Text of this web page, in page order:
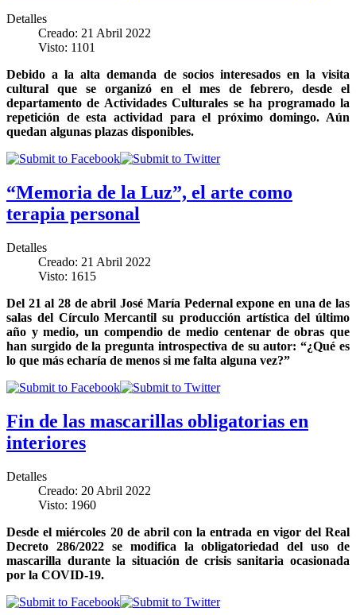
Detalles
Creado: 21 Abril 2022
Visto: 1101
Debido a la alta demanda de socios interesados en la visita
cultural que se organizó en el mes de febrero, desde el
departamento de Actividades Culturales se ha programado la
repetición de esta actividad para el próximo domingo. Aún
quedan algunas plazas disponibles.
“Memoria de la Luz”, el arte como
terapia personal
Detalles
Creado: 21 Abril 2022
Visto: 1615
Del 21 al 28 de abril José María Pedernal expone en una de las
salas del Círculo Mercantil su producción artística del último
año y medio, un compendio de medio centenar de obras que
han surgido de la pregunta introspectiva de su autor: “¿Qué es
lo que más echaría de menos si me falta alguna vez?”
Fin de las mascarillas obligatorias en
interiores
Detalles
Creado: 20 Abril 2022
Visto: 1960
Desde el miércoles 20 de abril con la entrada en vigor del Real
Decreto 286/2022 se modifica la obligatoriedad del uso de
mascarilla durante la situación de crisis sanitaria ocasionada
por la COVID-19.